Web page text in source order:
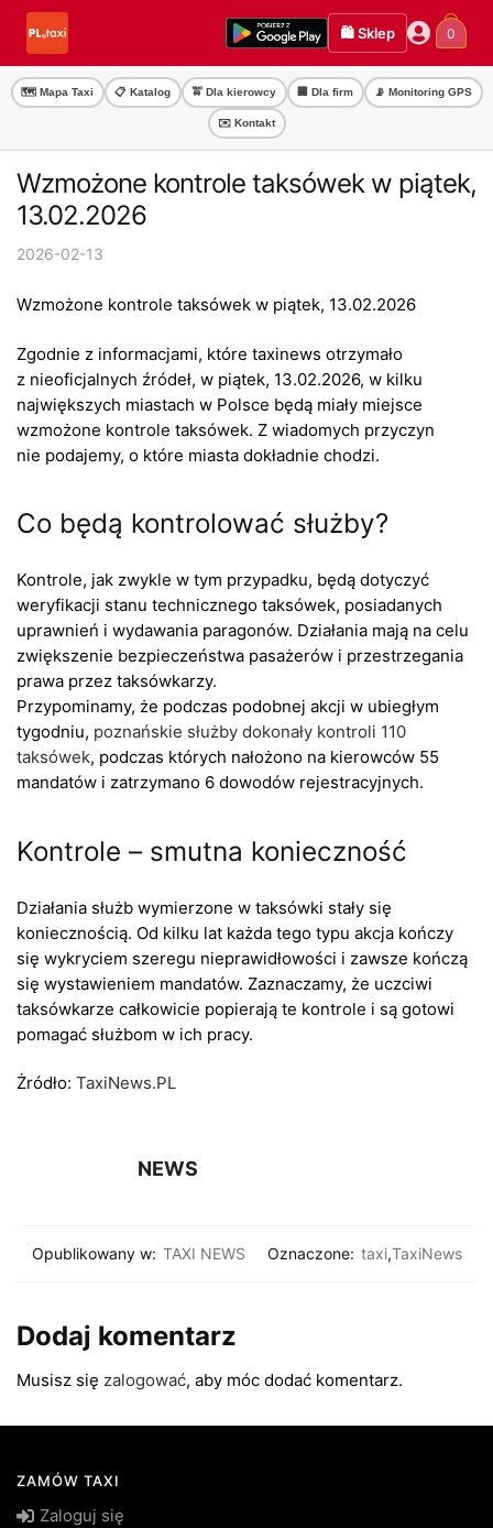
Przejdź
nawigacji
Przejdź
treści
🛍️ Sklep 0
🗺️ Mapa Taxi 📋 Katalog 🚖 Dla kierowcy 🏢 Dla firm 📡 Monitoring GPS
✉️ Kontakt
Wzmożone kontrole taksówek w piątek,
13.02.2026
2026-02-13
Wzmożone kontrole taksówek w piątek, 13.02.2026
Zgodnie z informacjami, które taxinews otrzymało
z nieoficjalnych źródeł, w piątek, 13.02.2026, w kilku
największych miastach w Polsce będą miały miejsce
wzmożone kontrole taksówek. Z wiadomych przyczyn
nie podajemy, o które miasta dokładnie chodzi.
Co będą kontrolować służby?
Kontrole, jak zwykle w tym przypadku, będą dotyczyć
weryfikacji stanu technicznego taksówek, posiadanych
uprawnień i wydawania paragonów. Działania mają na celu
zwiększenie bezpieczeństwa pasażerów i przestrzegania
prawa przez taksówkarzy.
Przypominamy, że podczas podobnej akcji w ubiegłym
tygodniu, poznańskie służby dokonały kontroli 110
taksówek, podczas których nałożono na kierowców 55
mandatów i zatrzymano 6 dowodów rejestracyjnych.
Kontrole – smutna konieczność
Działania służb wymierzone w taksówki stały się
koniecznością. Od kilku lat każda tego typu akcja kończy
się wykryciem szeregu nieprawidłowości i zawsze kończą
się wystawieniem mandatów. Zaznaczamy, że uczciwi
taksówkarze całkowicie popierają te kontrole i są gotowi
pomagać służbom w ich pracy.
Żródło: TaxiNews.PL
NEWS
Opublikowany w: TAXI NEWS Oznaczone: taxi,TaxiNews
Dodaj komentarz
Musisz się zalogować, aby móc dodać komentarz.
ZAMÓW TAXI
Zaloguj się